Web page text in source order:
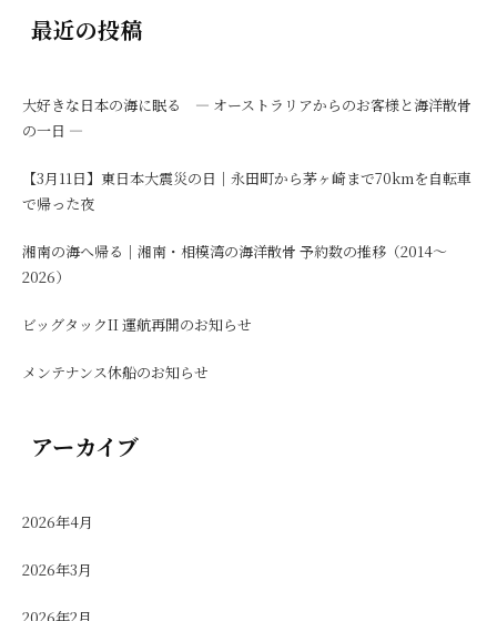
最近の投稿
大好きな日本の海に眠る ― オーストラリアからのお客様と海洋散骨
の一日 ―
【3月11日】東日本大震災の日｜永田町から茅ヶ崎まで70kmを自転車
で帰った夜
湘南の海へ帰る｜湘南・相模湾の海洋散骨 予約数の推移（2014〜
2026）
ビッグタックII 運航再開のお知らせ
メンテナンス休船のお知らせ
アーカイブ
2026年4月
2026年3月